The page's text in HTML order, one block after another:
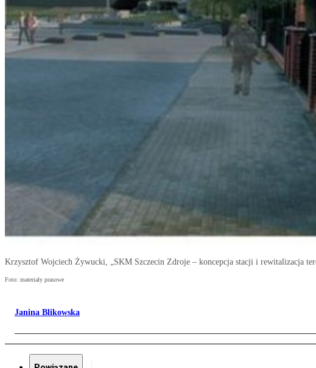
Krzysztof Wojciech Żywucki, „SKM Szczecin Zdroje – koncepcja stacji i rewitalizacja
Foto: materiały prasowe
Janina Blikowska